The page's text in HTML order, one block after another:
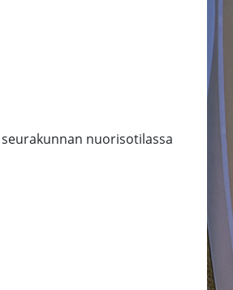
nuorisotilassa